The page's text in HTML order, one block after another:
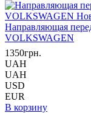
Направляющая
VOLKSWAGEN
1350грн.
UAH
UAH
USD
EUR
В корзину